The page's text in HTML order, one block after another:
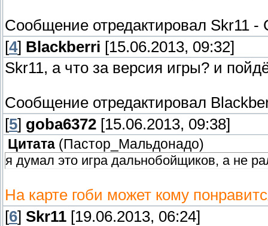
Сообщение отредактировал Skr11 -
[4] Blackberri [15.06.2013, 09:32]
Skr11, а что за версия игры? и
Сообщение отредактировал
[5] goba6372 [15.06.2013, 09:38]
Цитата ( Пастор_Мальдонадо)
я думал это игра дальнобойщиков, а не
На карте гоби может кому
[6] Skr11 [19.06.2013, 06:24]